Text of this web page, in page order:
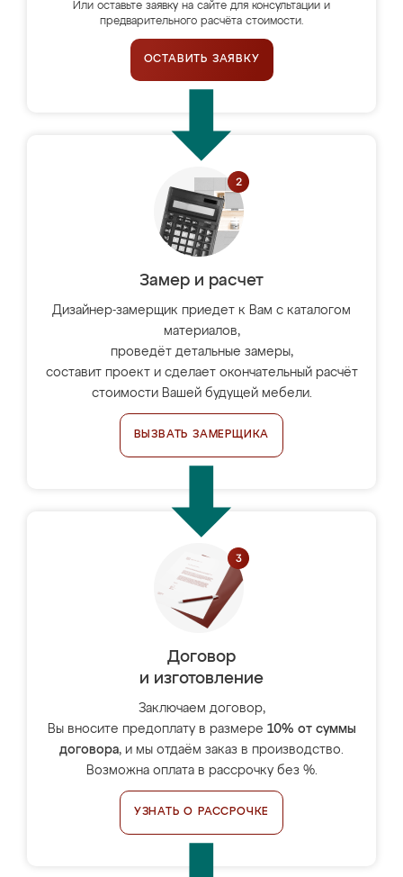
Или оставьте заявку на сайте для консультации и
предварительного расчёта стоимости.
ОСТАВИТЬ ЗАЯВКУ
Замер и расчет
Дизайнер-замерщик приедет к Вам с каталогом
материалов,
проведёт детальные замеры,
составит проект и сделает окончательный расчёт
стоимости Вашей будущей мебели.
ВЫЗВАТЬ ЗАМЕРЩИКА
Договор
и изготовление
Заключаем договор,
Вы вносите предоплату в размере 10% от суммы
договора, и мы отдаём заказ в производство.
Возможна оплата в рассрочку без %.
УЗНАТЬ О РАССРОЧКЕ